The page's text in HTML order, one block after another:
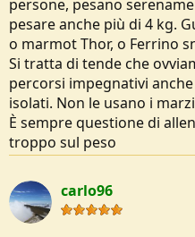
persone, pesano
pesare anche più di 4 kg.
o marmot Thor, o Ferrino
Si tratta di tende che
percorsi impegnativi
isolati. Non le usano i
È sempre questione di
troppo sul peso
carlo96